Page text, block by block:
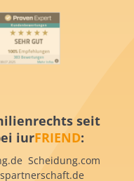
seit
iurFRIEND:
Scheidung.com